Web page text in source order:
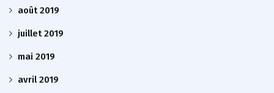
août 2019
juillet 2019
mai 2019
avril 2019